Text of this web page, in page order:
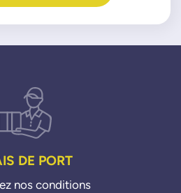
DE PORT
nos conditions